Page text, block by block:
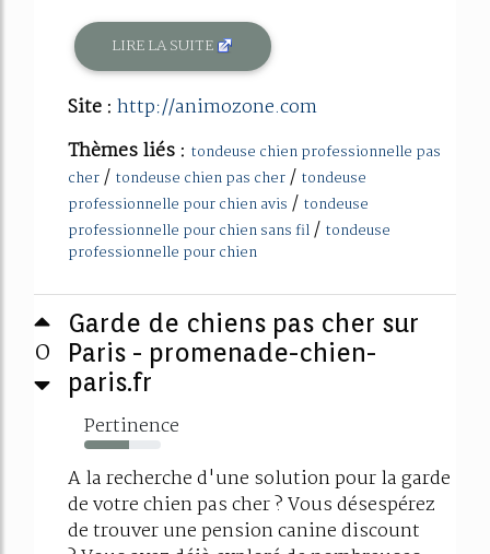
LIRE LA SUITE
Site : http://animozone.com
Thèmes liés : tondeuse chien professionnelle pas
cher/ tondeuse chien pas cher/ tondeuse
professionnelle pour chien avis / tondeuse
professionnelle pour chien sans fil/ tondeuse
professionnelle pour chien
0
Garde de chiens pas cher sur
Paris - promenade-chien-
paris.fr
Pertinence
58%
A la recherche d'une solution pour la garde
de votre chien pas cher ? Vous désespérez
de trouver une pension canine discount